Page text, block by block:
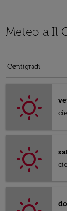
Meteo a Il
Centigradi
keyboard_arrow_down